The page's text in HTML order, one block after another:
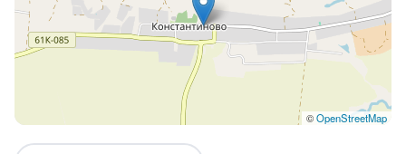
©OpenStreetMap